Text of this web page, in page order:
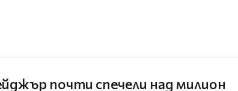
почти спечели над милион